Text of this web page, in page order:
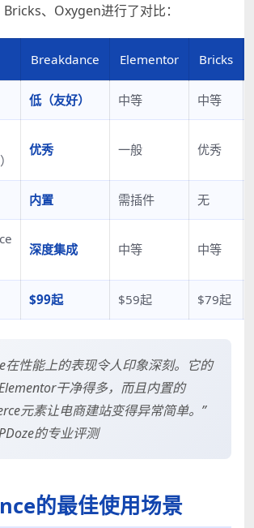
、Oxygen进行了对比：
Breakdance Elementor Bricks
低（友好） 中等 中等
优秀 一般 优秀
内置 需插件 无
深度集成 中等 中等
$99起 $59起 $79起
在性能上的表现令人印象深刻。它的
干净得多，而且内置的
元素让电商建站变得异常简单。”
的专业评测
的最佳使用场景